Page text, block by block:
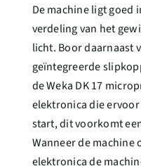
De machine ligt goed
verdeling van het
licht. Boor daarnaast
geïntegreerde
de Weka DK 17
elektronica die
start, dit voorkomt
Wanneer de
elektronica de